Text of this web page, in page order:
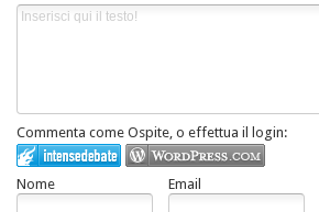
Commenta come Ospite, o effettua il login:
Nome Email